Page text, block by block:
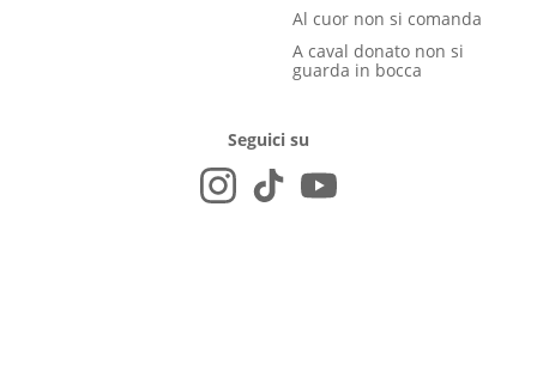
Al cuor non si comanda
A caval donato non si
guarda in bocca
Seguici su